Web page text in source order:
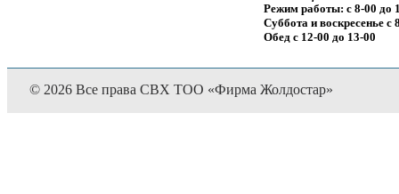
Режим работы: с 8-00 до
Суббота и воскресенье с
Обед с 12-00 до 13-00
© 2026 Все права СВХ ТОО «Фирма Жолдостар»